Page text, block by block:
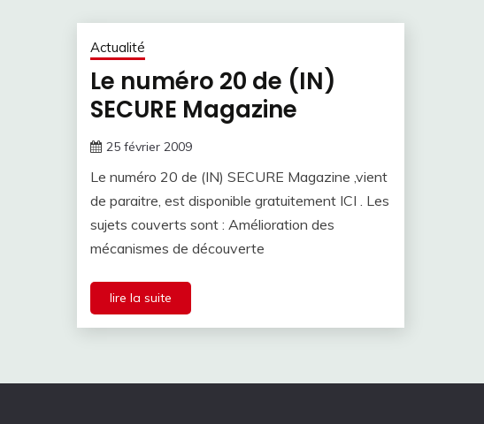
Actualité
Le numéro 20 de (IN)
SECURE Magazine
25 février 2009
Le numéro 20 de (IN) SECURE Magazine ,vient
de paraitre, est disponible gratuitement ICI . Les
sujets couverts sont : Amélioration des
mécanismes de découverte
lire la suite